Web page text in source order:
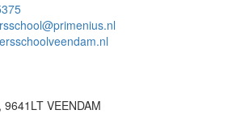
VEENDAM